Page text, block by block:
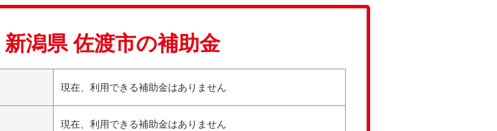
新潟県 佐渡市の補助金
現在、利用できる補助金はありません
現在、利用できる補助金はありません